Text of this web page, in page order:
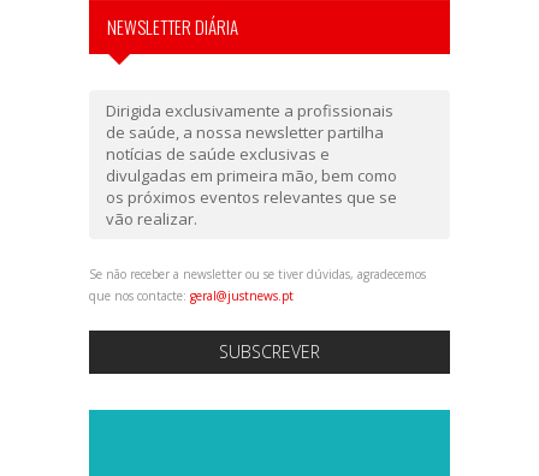
NEWSLETTER DIÁRIA
Dirigida exclusivamente a profissionais
de saúde, a nossa newsletter partilha
notícias de saúde exclusivas e
divulgadas em primeira mão, bem como
os próximos eventos relevantes que se
vão realizar.
Se não receber a newsletter ou se tiver dúvidas, agradecemos
que nos contacte: geral@justnews.pt
SUBSCREVER